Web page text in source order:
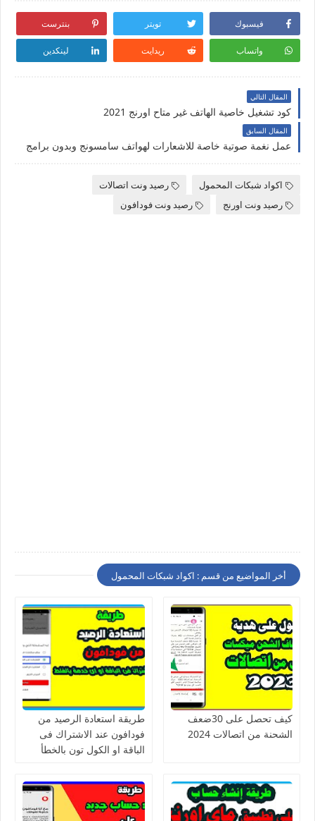
فيسبوك تويتر بنترست
واتساب ريدايت لينكدين
المقال التالي
كود تشغيل خاصية الهاتف غير متاح اورنج 2021
المقال السابق
عمل نغمة صوتية خاصة للاشعارات لهواتف سامسونج وبدون برامج
اكواد شبكات المحمول
رصيد ونت اتصالات
رصيد ونت اورنج
رصيد ونت فودافون
أخر المواضيع من قسم : اكواد شبكات المحمول
كيف تحصل على 30ضعف
الشحنة من اتصالات 2024
طريقة استعادة الرصيد من
فودافون عند الاشتراك فى
الباقة او الكول تون بالخطأ